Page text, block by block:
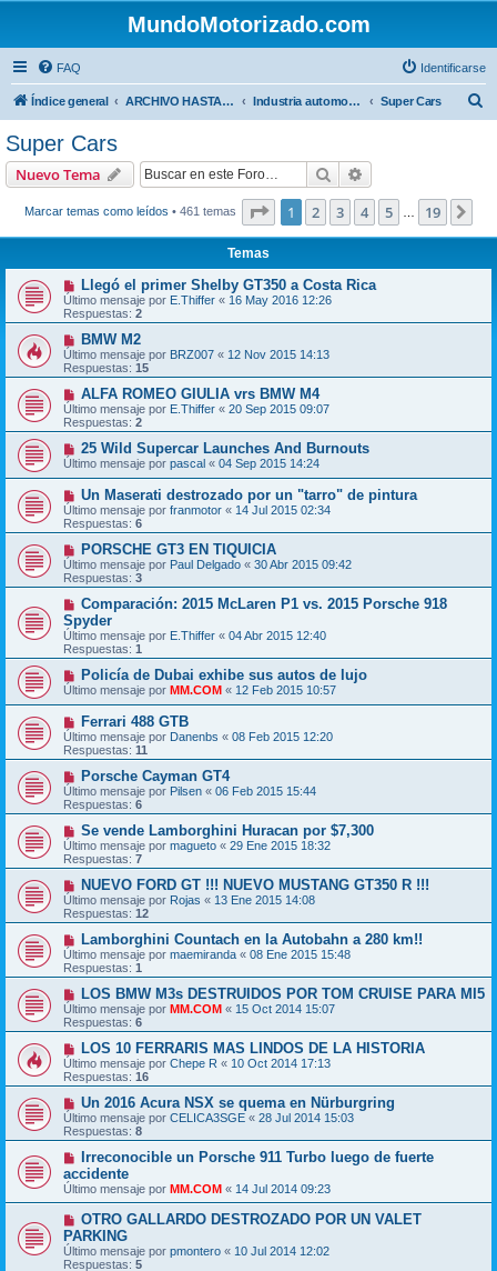
MundoMotorizado.com
FAQ Identificarse
Índice general ARCHIVO HASTA 2018 Industria automotriz Super Cars
Super Cars
Nuevo Tema Buscar
Marcar temas como leídos • 461 temas Página de 19
1 2 3 4 5 19
Temas
Llegó el primer Shelby GT350 a Costa Rica
Último mensaje por E.Thiffer « 16 May 2016 12:26
Respuestas: 2
BMW M2
Último mensaje por BRZ007 « 12 Nov 2015 14:13
Respuestas: 15
ALFA ROMEO GIULIA vrs BMW M4
Último mensaje por E.Thiffer « 20 Sep 2015 09:07
Respuestas: 2
25 Wild Supercar Launches And Burnouts
Último mensaje por pascal « 04 Sep 2015 14:24
Un Maserati destrozado por un "tarro" de pintura
Último mensaje por franmotor « 14 Jul 2015 02:34
Respuestas: 6
PORSCHE GT3 EN TIQUICIA
Último mensaje por Paul Delgado « 30 Abr 2015 09:42
Respuestas: 3
Comparación: 2015 McLaren P1 vs. 2015 Porsche 918
Spyder
Último mensaje por E.Thiffer « 04 Abr 2015 12:40
Respuestas: 1
Policía de Dubai exhibe sus autos de lujo
Último mensaje por MM.COM « 12 Feb 2015 10:57
Ferrari 488 GTB
Último mensaje por Danenbs « 08 Feb 2015 12:20
Respuestas: 11
Porsche Cayman GT4
Último mensaje por Pilsen « 06 Feb 2015 15:44
Respuestas: 6
Se vende Lamborghini Huracan por $7,300
Último mensaje por magueto « 29 Ene 2015 18:32
Respuestas: 7
NUEVO FORD GT !!! NUEVO MUSTANG GT350 R !!!
Último mensaje por Rojas « 13 Ene 2015 14:08
Respuestas: 12
Lamborghini Countach en la Autobahn a 280 km!!
Último mensaje por maemiranda « 08 Ene 2015 15:48
Respuestas: 1
LOS BMW M3s DESTRUIDOS POR TOM CRUISE PARA MI5
Último mensaje por MM.COM « 15 Oct 2014 15:07
Respuestas: 6
LOS 10 FERRARIS MAS LINDOS DE LA HISTORIA
Último mensaje por Chepe R « 10 Oct 2014 17:13
Respuestas: 16
Un 2016 Acura NSX se quema en Nürburgring
Último mensaje por CELICA3SGE « 28 Jul 2014 15:03
Respuestas: 8
Irreconocible un Porsche 911 Turbo luego de fuerte
accidente
Último mensaje por MM.COM « 14 Jul 2014 09:23
OTRO GALLARDO DESTROZADO POR UN VALET
PARKING
Último mensaje por pmontero « 10 Jul 2014 12:02
Respuestas: 5